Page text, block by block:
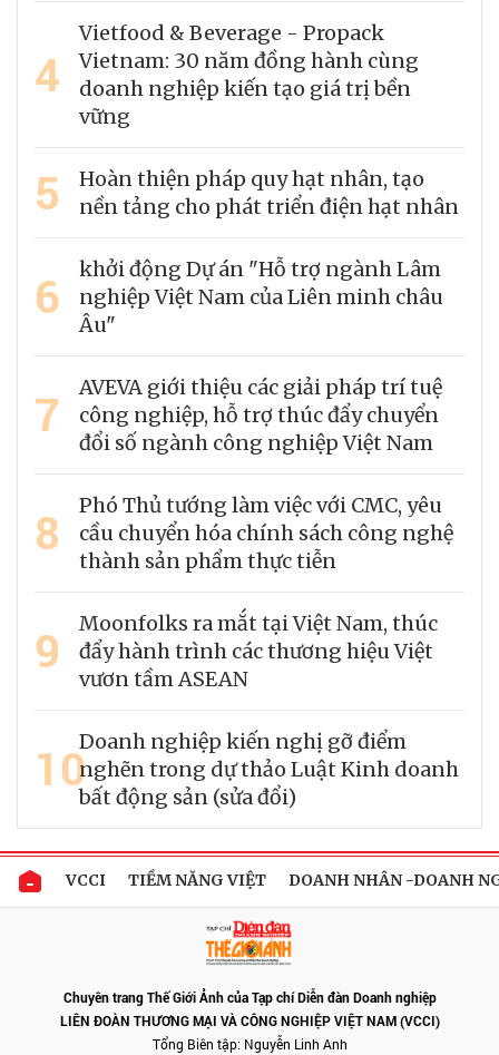
4
Vietfood & Beverage - Propack
Vietnam: 30 năm đồng hành cùng
doanh nghiệp kiến tạo giá trị bền
vững
5
Hoàn thiện pháp quy hạt nhân, tạo
nền tảng cho phát triển điện hạt nhân
6
khởi động Dự án "Hỗ trợ ngành Lâm
nghiệp Việt Nam của Liên minh châu
Âu"
7
AVEVA giới thiệu các giải pháp trí tuệ
công nghiệp, hỗ trợ thúc đẩy chuyển
đổi số ngành công nghiệp Việt Nam
8
Phó Thủ tướng làm việc với CMC, yêu
cầu chuyển hóa chính sách công nghệ
thành sản phẩm thực tiễn
9
Moonfolks ra mắt tại Việt Nam, thúc
đẩy hành trình các thương hiệu Việt
vươn tầm ASEAN
10Doanh nghiệp kiến nghị gỡ điểm
nghẽn trong dự thảo Luật Kinh doanh
bất động sản (sửa đổi)
VCCI TIỀM NĂNG VIỆT DOANH NHÂN -DOANH
Chuyên trang Thế Giới Ảnh của Tạp chí Diễn đàn Doanh nghiệp
LIÊN ĐOÀN THƯƠNG MẠI VÀ CÔNG NGHIỆP VIỆT NAM (VCCI)
Tổng Biên tập: Nguyễn Linh Anh